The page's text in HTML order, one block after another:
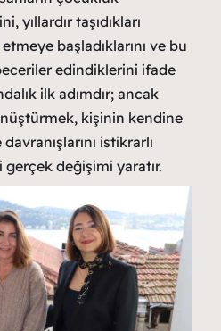
yıllardır taşıdıkları
başladıklarını ve bu
edindiklerini ifade
ilk adımdır; ancak
kişinin kendine
istikrarlı
değişimi yaratır.